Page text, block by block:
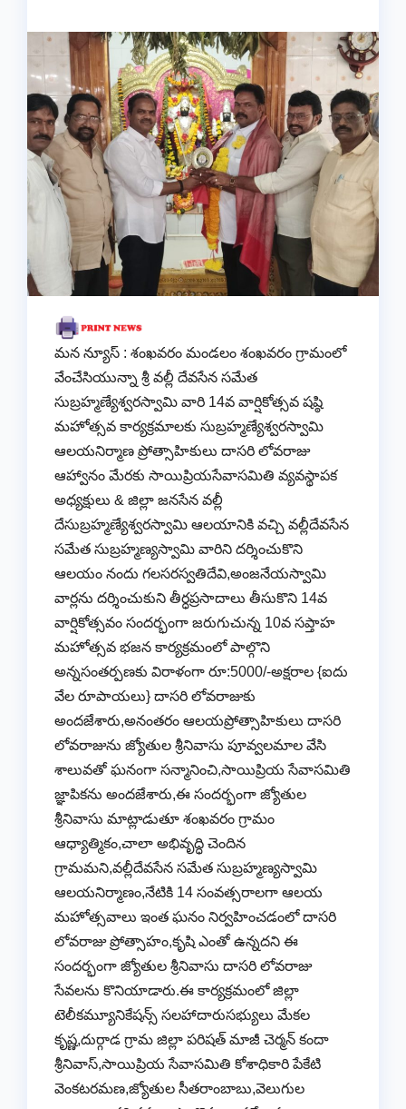
మన న్యూస్ : శంఖవరం మండలం శంఖవరం గ్రామంలో
వేంచేసియున్నా శ్రీ వల్లీ దేవసేన సమేత
సుబ్రహ్మణ్యేశ్వరస్వామి వారి 14వ వార్షికోత్సవ షష్ఠి
మహోత్సవ కార్యక్రమాలకు సుబ్రహ్మణ్యేశ్వరస్వామి
ఆలయనిర్మాణ ప్రోత్సాహికులు దాసరి లోవరాజు
ఆహ్వానం మేరకు సాయిప్రియసేవాసమితి వ్యవస్థాపక
అధ్యక్షులు & జిల్లా జనసేన వల్లీ
దేసుబ్రహ్మణ్యేశ్వరస్వామి ఆలయానికి వచ్చి వల్లీదేవసేన
సమేత సుబ్రహ్మణ్యస్వామి వారిని దర్శించుకొని
ఆలయం నందు గలసరస్వతిదేవి,అంజనేయస్వామి
వార్లను దర్శించుకుని తీర్ధప్రసాదాలు తీసుకొ‌ని 14వ
వార్షికోత్సవం సందర్భంగా జరుగుచున్న 10వ సప్తాహ
మహోత్సవ భజన కార్యక్రమంలో పాల్గొని
అన్నసంతర్పణకు విరాళంగా రూ:5000/-అక్షరాల {ఐదు
వేల రూపాయలు} దాసరి లోవరాజుకు
అందజేశారు,అనంతరం ఆలయప్రోత్సాహికులు దాసరి
లోవరాజును జ్యోతుల శ్రీనివాసు పూవ్వలమాల వేసి
శాలువతో ఘనంగా సన్మానించి,సాయిప్రియ సేవాసమితి
జ్ఞాపికను అందజేశారు,ఈ సందర్భంగా జ్యోతుల
శ్రీనివాసు మాట్లాడుతూ శంఖవరం గ్రామం
ఆధ్యాత్మికం,చాలా అభివృద్ధి చెందిన
గ్రామమని,వల్లీదేవసేన సమేత సుబ్రహ్మణ్యస్వామి
ఆలయనిర్మాణం,నేటికి 14 సంవత్సరాలగా ఆలయ
మహోత్సవాలు ఇంత ఘనం నిర్వహించడంలో దాసరి
లోవరాజు ప్రోత్సాహం,కృషి ఎంతో ఉన్నదని ఈ
సందర్భంగా జ్యోతుల శ్రీనివాసు దాసరి లోవరాజు
సేవలను కొనియాడారు.ఈ కార్యక్రమంలో జిల్లా
టెలీకమ్యూనికేషన్స్ సలహాదారుసభ్యులు మేకల
కృష్ణ,దుర్గాడ గ్రామ జిల్లా పరిషత్ మాజీ చెర్మన్ కందా
శ్రీనివాస్,సాయిప్రియ సేవాసమితి కోశాధికారి పేకేటి
వెంకటరమణ,జ్యోతుల సీతరాంబాబు,వెలుగుల